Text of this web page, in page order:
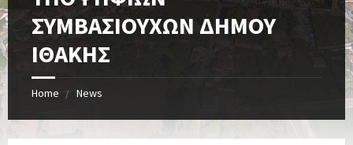
ΣΥΜΒΑΣΙΟΥΧΩΝ ΔΗΜΟΥ
ΙΘΑΚΗΣ
Home News